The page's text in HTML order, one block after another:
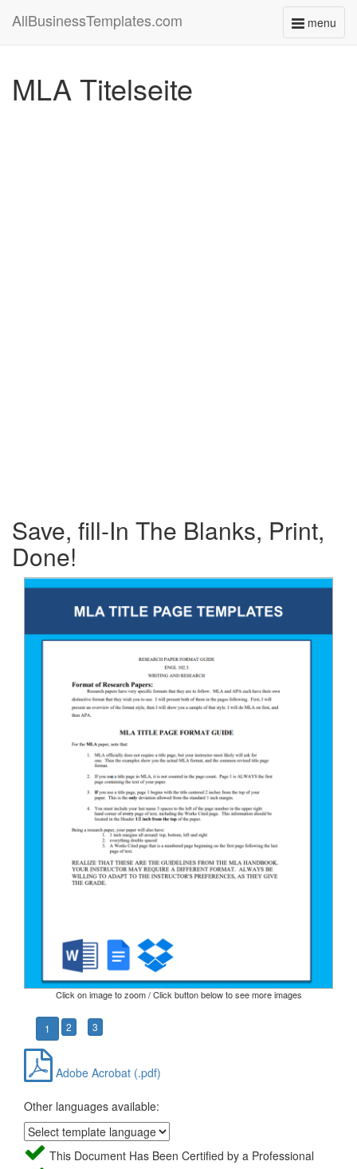
menu
Toggle
AllBusinessTemplates.com
MLA Titelseite
Save, fill-In The Blanks, Print,
Done!
Click on image to zoom / Click button below to see more images
1 2 3
Adobe Acrobat (.pdf)
Other languages available:
This Document Has Been Certified by a Professional